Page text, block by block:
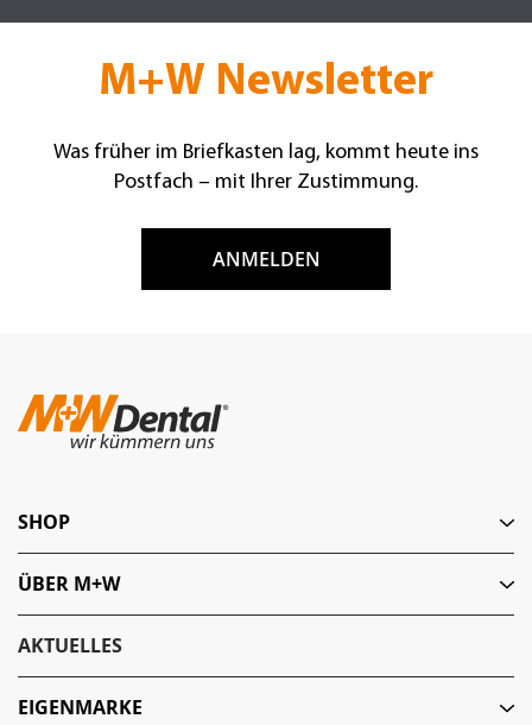
M+W Newsletter
Was früher im Briefkasten lag, kommt heute ins
Postfach – mit Ihrer Zustimmung.
ANMELDEN
SHOP
ÜBER M+W
AKTUELLES
EIGENMARKE